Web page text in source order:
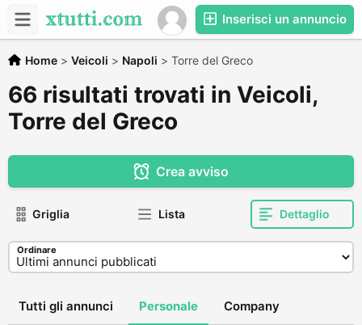
Inserisci un annuncio
Home > Veicoli > Napoli > Torre del Greco
66 risultati trovati in Veicoli,
Torre del Greco
Crea avviso
Griglia Lista Dettaglio
Ordinare
Tutti gli annunci Personale Company